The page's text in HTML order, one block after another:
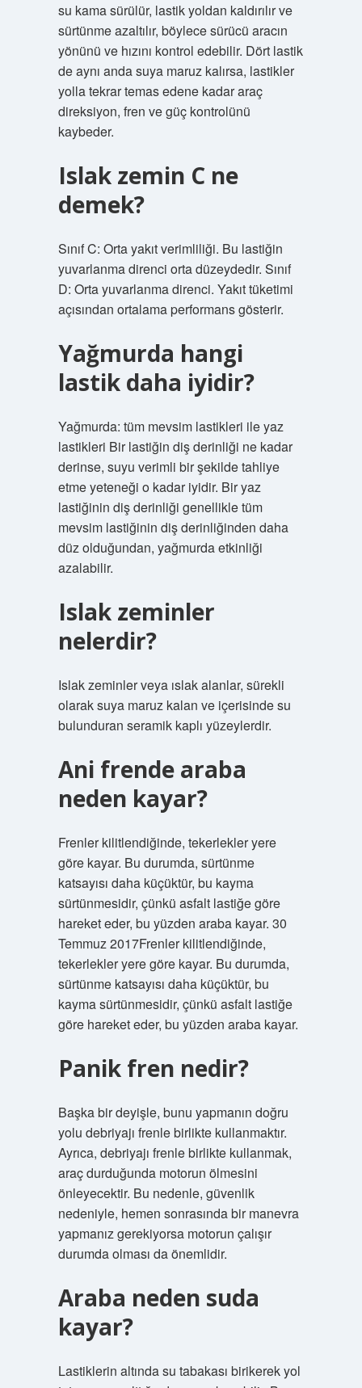
su kama sürülür, lastik yoldan kaldırılır ve
sürtünme azaltılır, böylece sürücü aracın
yönünü ve hızını kontrol edebilir. Dört lastik
de aynı anda suya maruz kalırsa, lastikler
yolla tekrar temas edene kadar araç
direksiyon, fren ve güç kontrolünü
kaybeder.
Islak zemin C ne
demek?
Sınıf C: Orta yakıt verimliliği. Bu lastiğin
yuvarlanma direnci orta düzeydedir. Sınıf
D: Orta yuvarlanma direnci. Yakıt tüketimi
açısından ortalama performans gösterir.
Yağmurda hangi
lastik daha iyidir?
Yağmurda: tüm mevsim lastikleri ile yaz
lastikleri Bir lastiğin diş derinliği ne kadar
derinse, suyu verimli bir şekilde tahliye
etme yeteneği o kadar iyidir. Bir yaz
lastiğinin diş derinliği genellikle tüm
mevsim lastiğinin diş derinliğinden daha
düz olduğundan, yağmurda etkinliği
azalabilir.
Islak zeminler
nelerdir?
Islak zeminler veya ıslak alanlar, sürekli
olarak suya maruz kalan ve içerisinde su
bulunduran seramik kaplı yüzeylerdir.
Ani frende araba
neden kayar?
Frenler kilitlendiğinde, tekerlekler yere
göre kayar. Bu durumda, sürtünme
katsayısı daha küçüktür, bu kayma
sürtünmesidir, çünkü asfalt lastiğe göre
hareket eder, bu yüzden araba kayar. 30
Temmuz 2017Frenler kilitlendiğinde,
tekerlekler yere göre kayar. Bu durumda,
sürtünme katsayısı daha küçüktür, bu
kayma sürtünmesidir, çünkü asfalt lastiğe
göre hareket eder, bu yüzden araba kayar.
Panik fren nedir?
Başka bir deyişle, bunu yapmanın doğru
yolu debriyajı frenle birlikte kullanmaktır.
Ayrıca, debriyajı frenle birlikte kullanmak,
araç durduğunda motorun ölmesini
önleyecektir. Bu nedenle, güvenlik
nedeniyle, hemen sonrasında bir manevra
yapmanız gerekiyorsa motorun çalışır
durumda olması da önemlidir.
Araba neden suda
kayar?
Lastiklerin altında su tabakası birikerek yol